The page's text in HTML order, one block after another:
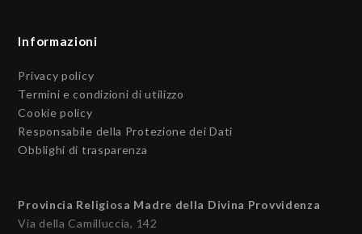
Informazioni
Privacy policy
Termini e condizioni di utilizzo
Cookie policy
Responsabile della Protezione dei Dati
Obblighi di trasparenza
Provincia Religiosa Madre della Divina Provvidenza
Via della Camilluccia, 142